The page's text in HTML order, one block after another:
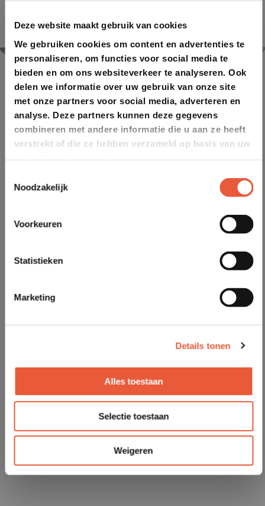
Deze website maakt gebruik van cookies
We gebruiken cookies om content en advertenties te
personaliseren, om functies voor social media te
bieden en om ons websiteverkeer te analyseren. Ook
delen we informatie over uw gebruik van onze site
met onze partners voor social media, adverteren en
analyse. Deze partners kunnen deze gegevens
combineren met andere informatie die u aan ze heeft
verstrekt of die ze hebben verzameld op basis van uw
Noodzakelijk
Voorkeuren
Statistieken
Marketing
Details tonen
Alles toestaan
Selectie toestaan
Weigeren